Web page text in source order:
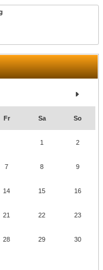
Fr Sa So
1 2
7 8 9
14 15 16
21 22 23
28 29 30